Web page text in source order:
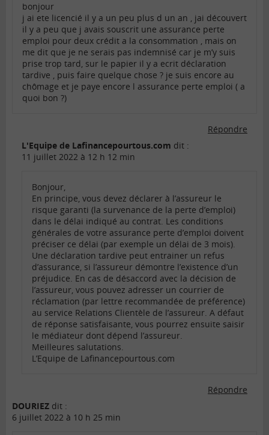
bonjour
j ai ete licencié il y a un peu plus d un an , jai découvert
il y a peu que j avais souscrit une assurance perte
emploi pour deux crédit a la consommation , mais on
me dit que je ne serais pas indemnisé car je m’y suis
prise trop tard, sur le papier il y a ecrit déclaration
tardive , puis faire quelque chose ? je suis encore au
chômage et je paye encore l assurance perte emploi ( a
quoi bon ?)
Répondre
L'Equipe de Lafinancepourtous.com dit :
11 juillet 2022 à 12 h 12 min
Bonjour,
En principe, vous devez déclarer à l’assureur le
risque garanti (la survenance de la perte d’emploi)
dans le délai indiqué au contrat. Les conditions
générales de votre assurance perte d’emploi doivent
préciser ce délai (par exemple un délai de 3 mois).
Une déclaration tardive peut entrainer un refus
d’assurance, si l’assureur démontre l’existence d’un
préjudice. En cas de désaccord avec la décision de
l’assureur, vous pouvez adresser un courrier de
réclamation (par lettre recommandée de préférence)
au service Relations Clientèle de l’assureur. A défaut
de réponse satisfaisante, vous pourrez ensuite saisir
le médiateur dont dépend l’assureur.
Meilleures salutations.
L’Equipe de Lafinancepourtous.com
Répondre
DOURIEZ dit :
6 juillet 2022 à 10 h 25 min